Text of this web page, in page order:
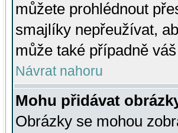
můžete prohlédnout
smajlíky nepřeužívat,
může také případně
Návrat nahoru
Mohu přidávat
Obrázky se mohou